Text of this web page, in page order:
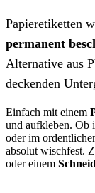
Papieretiketten
permanent
Alternative aus
deckenden
Einfach mit einem
und aufkleben. Ob
oder im
absolut wischfest.
oder einem